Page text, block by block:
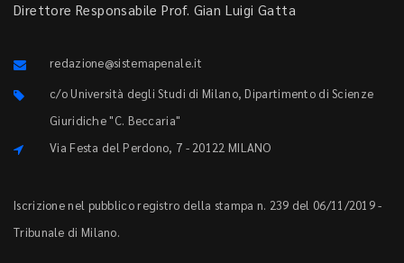
Direttore Responsabile Prof. Gian Luigi Gatta
redazione@sistemapenale.it
c/o Università degli Studi di Milano, Dipartimento di Scienze
Giuridiche "C. Beccaria"
Via Festa del Perdono, 7 - 20122 MILANO
Iscrizione nel pubblico registro della stampa n. 239 del 06/11/2019 -
Tribunale di Milano.